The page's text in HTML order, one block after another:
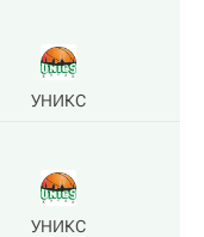
УНИКС
УНИКС